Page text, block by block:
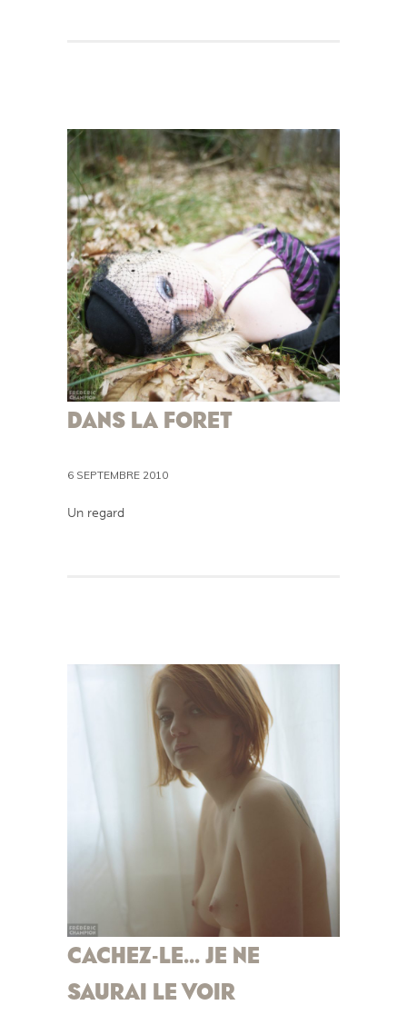
DANS LA FORET
6 SEPTEMBRE 2010
Un regard
CACHEZ-LE… JE NE
SAURAI LE VOIR